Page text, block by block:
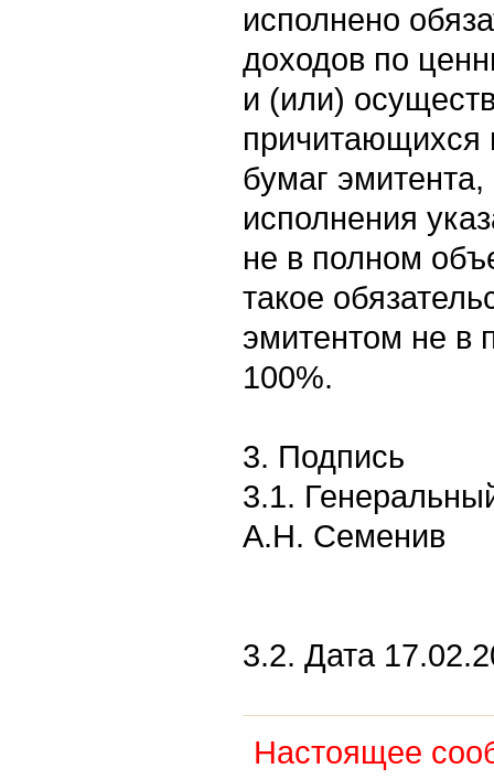
исполнено
доходов по
и (или)
причитающихся
бумаг
исполнения
не в полном
такое
эмитентом не в
100%.
3. Подпись
3.1.
А.Н. Семенив
3.2. Дата
Настоящее